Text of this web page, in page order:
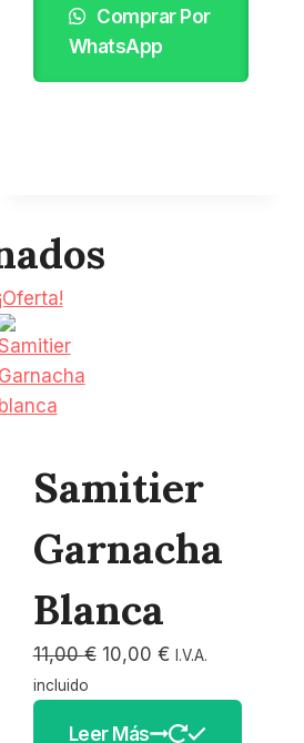
Comprar Por
WhatsApp
¡Oferta!
Samitier
Garnacha
Blanca
11,00€ El
10,00 €ElI.V.A.
incluido
Leer Más